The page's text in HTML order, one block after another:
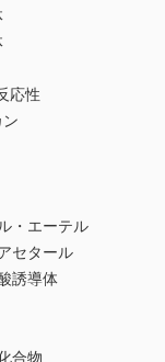
応性
・エーテル
セタール
誘導体
合物